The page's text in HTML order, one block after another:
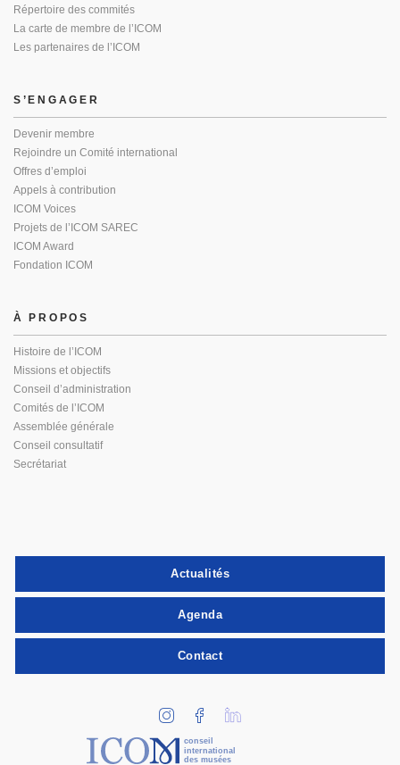
Répertoire des commités
La carte de membre de l’ICOM
Les partenaires de l’ICOM
S’ENGAGER
Devenir membre
Rejoindre un Comité international
Offres d’emploi
Appels à contribution
ICOM Voices
Projets de l’ICOM SAREC
ICOM Award
Fondation ICOM
À PROPOS
Histoire de l’ICOM
Missions et objectifs
Conseil d’administration
Comités de l’ICOM
Assemblée générale
Conseil consultatif
Secrétariat
Actualités
Agenda
Contact
conseil
international
des musées